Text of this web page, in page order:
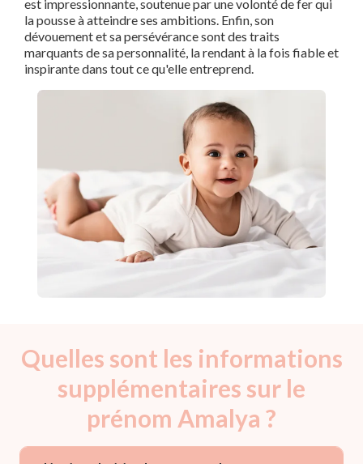
est impressionnante, soutenue par une volonté de fer qui
la pousse à atteindre ses ambitions. Enfin, son
dévouement et sa persévérance sont des traits
marquants de sa personnalité, la rendant à la fois fiable et
inspirante dans tout ce qu'elle entreprend.
Quelles sont les informations
supplémentaires sur le
prénom Amalya ?